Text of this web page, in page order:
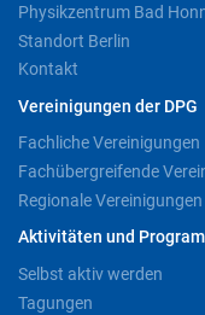
Physikzentrum Bad
Standort Berlin
Kontakt
Vereinigungen der DPG
Fachliche Vereinigungen
Fachübergreifende
Regionale Vereinigungen
Aktivitäten und
Selbst aktiv werden
Tagungen